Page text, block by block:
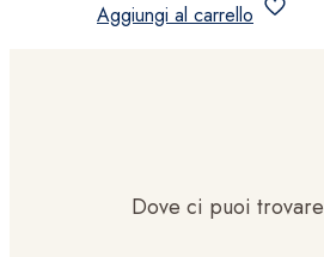
Aggiungi al carrello
Dove ci puoi trovare